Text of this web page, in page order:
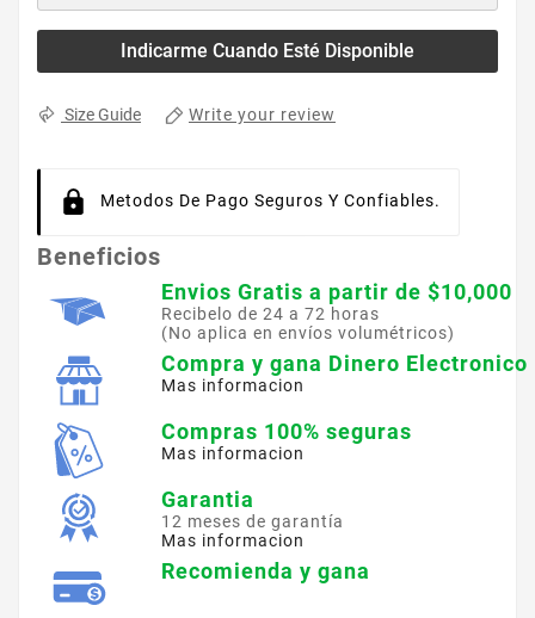
Indicarme Cuando Esté Disponible
Size Guide Write your review
Metodos De Pago Seguros Y Confiables.
Beneficios
Envios Gratis a partir de $10,000
Recibelo de 24 a 72 horas
(No aplica en envíos volumétricos)
Compra y gana Dinero Electronico
Mas informacion
Compras 100% seguras
Mas informacion
Garantia
12 meses de garantía
Mas informacion
Recomienda y gana